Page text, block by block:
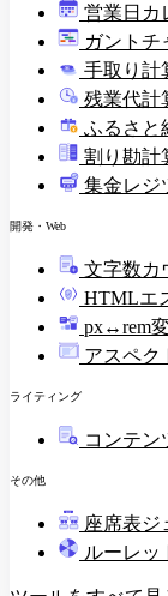
営業日カ
ガントチ
手取り計
残業代計
ふるさと
割り勘計
集金レジ
開発・Web
文字数カ
HTMLエ
px↔rem
アスペク
ライティング
コンテン
その他
教壇
座席表ジ
ルーレッ